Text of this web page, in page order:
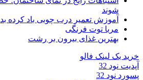
شوند
آموزش تعمیر درب چوبی باد کرده
مربا توت فرنگی
بهترین غذای بیرون بر رشت
خرید بک لینک فالو
آپدیت نود 32
پسورد نود 32